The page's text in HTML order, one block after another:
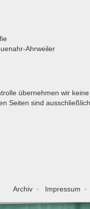
Ahrweiler
übernehmen wir
Seiten sind
Archiv Impressum